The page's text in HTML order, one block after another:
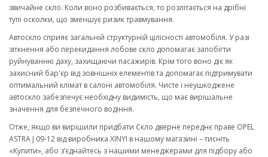
звичайне скло. Коли воно розбивається, то розлітається на дрібні
тупі осколки, що зменшує ризик травмування.
Автоскло сприяє загальній структурній цілісності автомобіля. У разі
зіткнення або перекидання лобове скло допомагає запобігти
руйнуванню даху, захищаючи пасажирів. Крім того воно діє як
захисний бар'єр від зовнішніх елементів та допомагає підтримувати
оптимальний клімат в салоні автомобіля. Чисте і неушкоджене
автоскло забезпечує необхідну видимість, що має вирішальне
значення для безпечного водіння.
Отже, якщо ви вирішили придбати Скло дверне переднє праве OPEL
ASTRA J 09-12 від виробника XINYI в нашому магазині – тисніть
«Купити», або з’єднайтесь з нашими менеджерами для підбору або